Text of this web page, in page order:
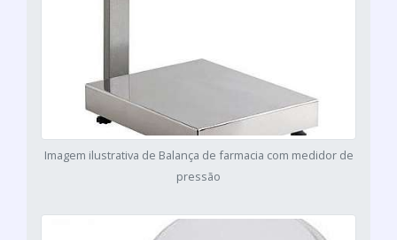
Imagem ilustrativa de Balança de farmacia com medidor de
pressão